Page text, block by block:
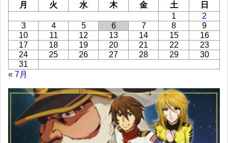
月
火 水 木 金 土
日
1
2
3
4 5 6 7 8
9
10
11 12 13 14 15
16
17
18 19 20 21 22
23
24
25 26 27 28 29
30
31
« 7月